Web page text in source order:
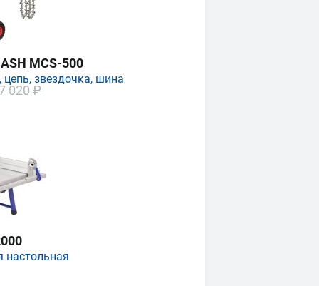
MCS-500
цепь, звездочка, шина
020 ₽
настольная